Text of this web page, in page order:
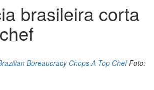
brasileira corta
Bureaucracy Chops A Top ChefFoto: